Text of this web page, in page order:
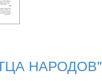
НАРОДОВ"